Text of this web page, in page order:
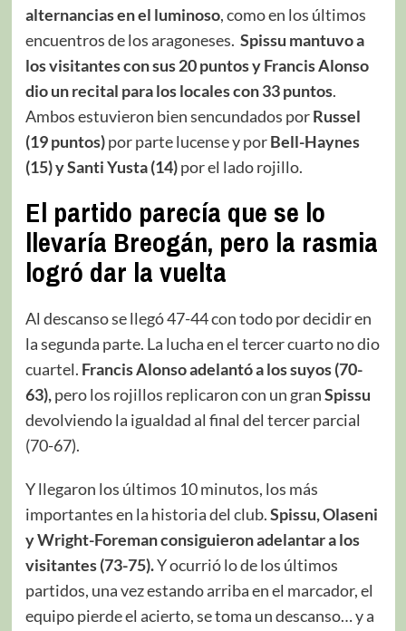
alternancias en el luminoso, como en los últimos
encuentros de los aragoneses. Spissu mantuvo a
los visitantes con sus 20 puntos y Francis Alonso
dio un recital para los locales con 33 puntos.
Ambos estuvieron bien sencundados porRussel
(19 puntos)por parte lucense y porBell-Haynes
(15) y Santi Yusta (14)por el lado rojillo.
El partido parecía que se lo
llevaría Breogán, pero la rasmia
logró dar la vuelta
Al descanso se llegó 47-44 con todo por decidir en
la segunda parte. La lucha en el tercer cuarto no dio
cuartel. Francis Alonso adelantó a los suyos (70-
63),pero los rojillos replicaron con un granSpissu
devolviendo la igualdad al final del tercer parcial
(70-67).
Y llegaron los últimos 10 minutos, los más
importantes en la historia del club.Spissu, Olaseni
y Wright-Foreman consiguieron adelantar a los
visitantes (73-75).Y ocurrió lo de los últimos
partidos, una vez estando arriba en el marcador, el
equipo pierde el acierto, se toma un descanso… y a